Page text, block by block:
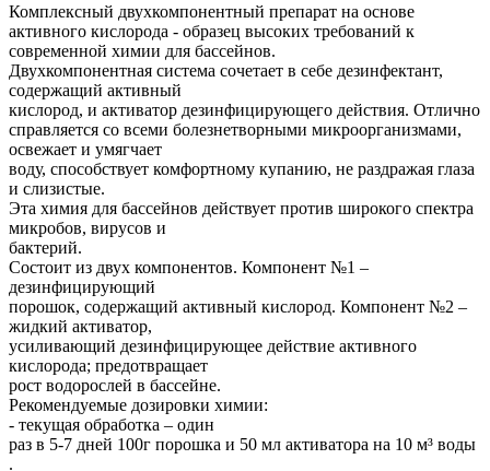
Комплексный двухкомпонентный препарат на основе
активного кислорода - образец высоких требований к
современной химии для бассейнов.
Двухкомпонентная система сочетает в себе дезинфектант,
содержащий активный
кислород, и активатор дезинфицирующего действия. Отлично
справляется со всеми болезнетворными микроорганизмами,
освежает и умягчает
воду, способствует комфортному купанию, не раздражая глаза
и слизистые.
Эта химия для бассейнов действует против широкого спектра
микробов, вирусов и
бактерий.
Состоит из двух компонентов. Компонент №1 –
дезинфицирующий
порошок, содержащий активный кислород. Компонент №2 –
жидкий активатор,
усиливающий дезинфицирующее действие активного
кислорода; предотвращает
рост водорослей в бассейне.
Рекомендуемые дозировки химии:
- текущая обработка – один
раз в 5-7 дней 100г порошка и 50 мл активатора на 10 м³ воды
.